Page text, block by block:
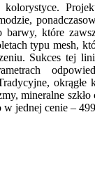
które
typu mesh,
Sukces tej
okrągłe
mineralne
jednej cenie – 499